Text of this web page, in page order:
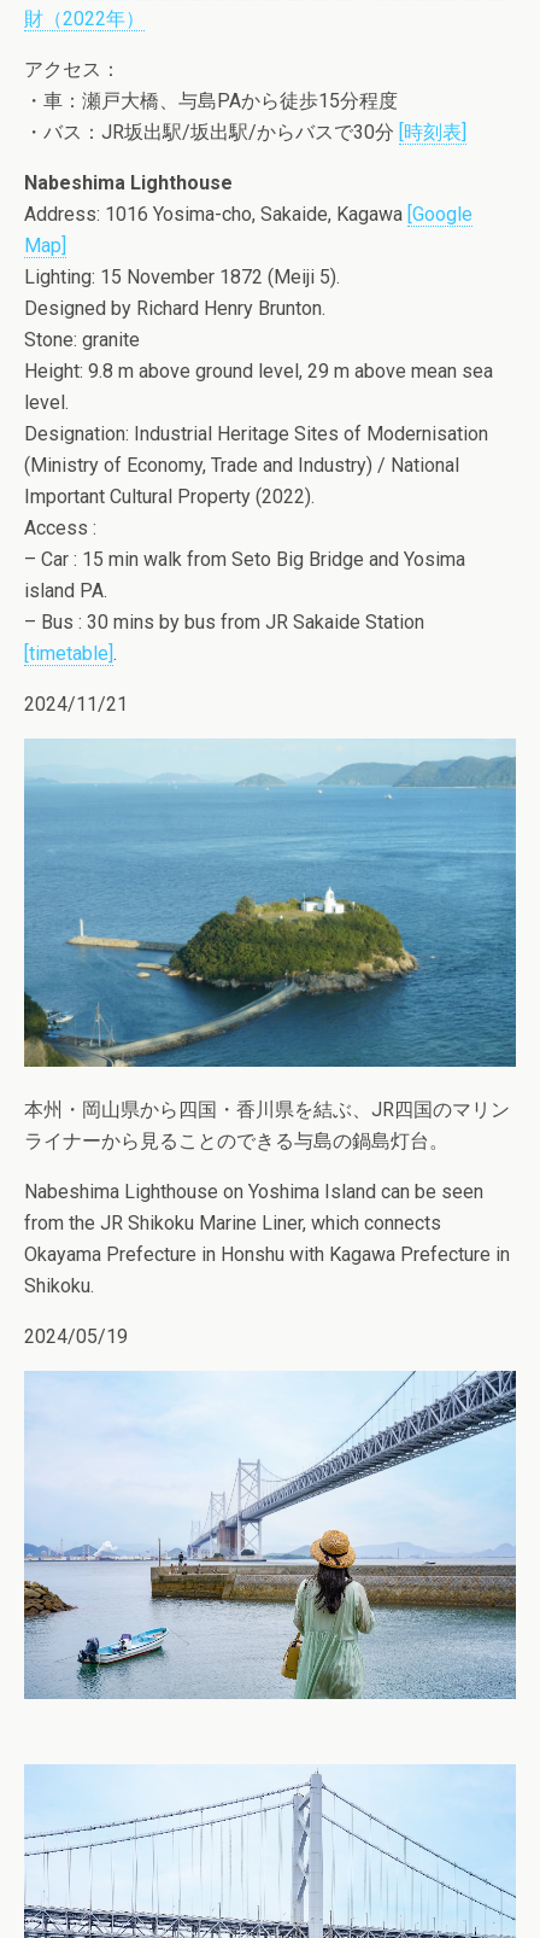
財（2022年）
アクセス：
・車：瀬戸大橋、与島PAから徒歩15分程度
・バス：JR坂出駅/坂出駅/からバスで30分 [時刻表]
Nabeshima Lighthouse
Address: 1016 Yosima-cho, Sakaide, Kagawa [Google
Map]
Lighting: 15 November 1872 (Meiji 5).
Designed by Richard Henry Brunton.
Stone: granite
Height: 9.8 m above ground level, 29 m above mean sea
level.
Designation: Industrial Heritage Sites of Modernisation
(Ministry of Economy, Trade and Industry) / National
Important Cultural Property (2022).
Access :
– Car : 15 min walk from Seto Big Bridge and Yosima
island PA.
– Bus : 30 mins by bus from JR Sakaide Station
[timetable].
2024/11/21
本州・岡山県から四国・香川県を結ぶ、JR四国のマリン
ライナーから見ることのできる与島の鍋島灯台。
Nabeshima Lighthouse on Yoshima Island can be seen
from the JR Shikoku Marine Liner, which connects
Okayama Prefecture in Honshu with Kagawa Prefecture in
Shikoku.
2024/05/19